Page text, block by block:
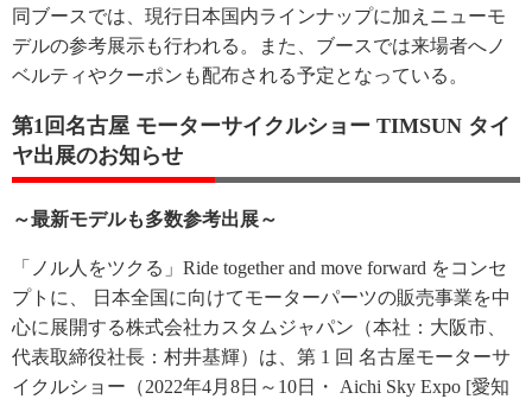
同ブースでは、現行日本国内ラインナップに加えニューモ
デルの参考展示も行われる。また、ブースでは来場者へノ
ベルティやクーポンも配布される予定となっている。
第1回名古屋 モーターサイクルショー TIMSUN タイ
ヤ出展のお知らせ
～最新モデルも多数参考出展～
「ノル人をツクる」Ride together and move forward をコンセ
プトに、 日本全国に向けてモーターパーツの販売事業を中
心に展開する株式会社カスタムジャパン（本社：大阪市、
代表取締役社長：村井基輝）は、第 1 回 名古屋モーターサ
イクルショー（2022年4月8日～10日・ Aichi Sky Expo [愛知